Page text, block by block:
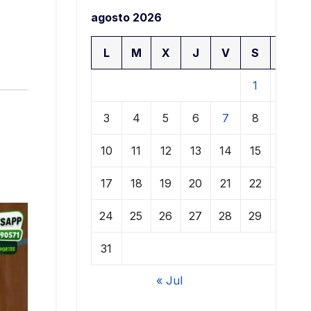
agosto 2026
L M X J V S
1
3 4 5 6 7 8
10 11 12 13 14 15
17 18 19 20 21 22
24 25 26 27 28 29
31
« Jul